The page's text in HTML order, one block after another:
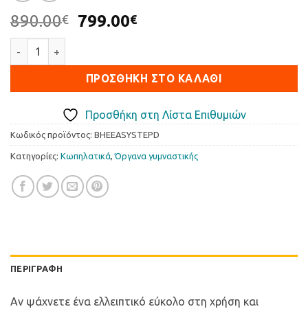
890.00€
Original
890.00€.
799.00€Η
είναι:
799.00€.
ΠΡΟΣΘΉΚΗ ΣΤΟ ΚΑΛΆΘΙ
Προσθήκη στη Λίστα Επιθυμιών
Κωδικός προϊόντος: BHEEASYSTEPD
Κατηγορίες: Κωπηλατικά,Όργανα γυμναστικής
ΠΕΡΙΓΡΑΦΉ
Αν ψάχνετε ένα ελλειπτικό εύκολο στη χρήση και